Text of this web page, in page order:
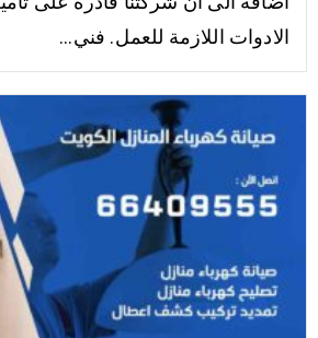
الادوات اللازمة للعمل. فني...